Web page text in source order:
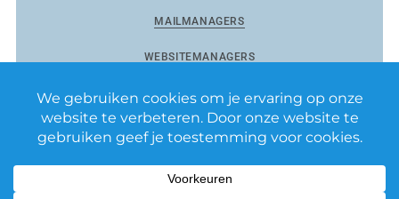
MAILMANAGERS
WEBSITEMANAGERS
Reviewmanagers by Matixs.com BV